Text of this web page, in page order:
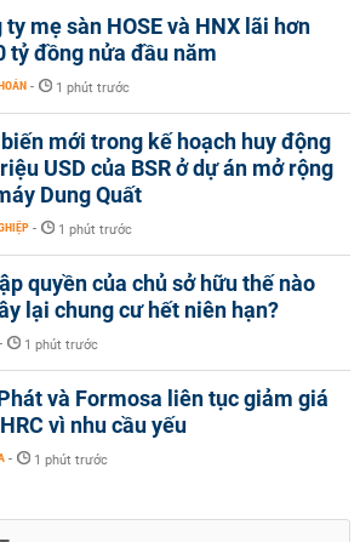
ty mẹ sàn HOSE và HNX lãi hơn
tỷ đồng nửa đầu năm
- 1 phút trước
mới trong kế hoạch huy động
USD của BSR ở dự án mở rộng
Dung Quất
- 1 phút trước
quyền của chủ sở hữu thế nào
lại chung cư hết niên hạn?
- 1 phút trước
và Formosa liên tục giảm giá
vì nhu cầu yếu
- 1 phút trước